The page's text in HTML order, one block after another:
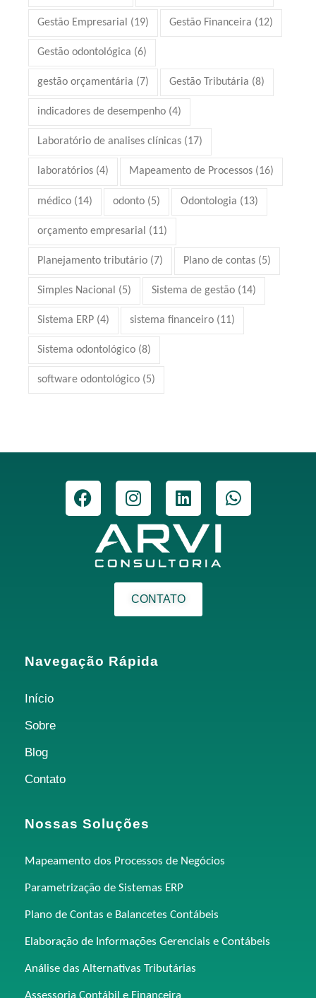
Gestão Empresarial (19) Gestão Financeira (12)
Gestão odontológica (6)
gestão orçamentária (7) Gestão Tributária (8)
indicadores de desempenho (4)
Laboratório de analises clínicas (17)
laboratórios (4) Mapeamento de Processos (16)
médico (14) odonto (5) Odontologia (13)
orçamento empresarial (11)
Planejamento tributário (7) Plano de contas (5)
Simples Nacional (5) Sistema de gestão (14)
Sistema ERP (4) sistema financeiro (11)
Sistema odontológico (8)
software odontológico (5)
CONTATO
Navegação Rápida
Início
Sobre
Blog
Contato
Nossas Soluções
Mapeamento dos Processos de Negócios
Parametrização de Sistemas ERP
Plano de Contas e Balancetes Contábeis
Elaboração de Informações Gerenciais e Contábeis
Análise das Alternativas Tributárias